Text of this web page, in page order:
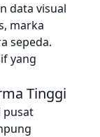
data visual
marka
sepeda.
yang
Tinggi
pusat